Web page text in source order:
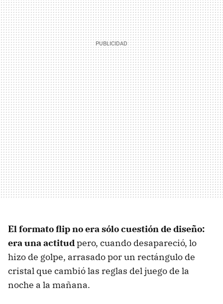
El formato flip no era sólocuestión dediseño:
era una actitudpero, cuando desapareció, lo
hizo de golpe, arrasado por un rectángulo de
cristal que cambió las reglas del juego de la
noche a la mañana.